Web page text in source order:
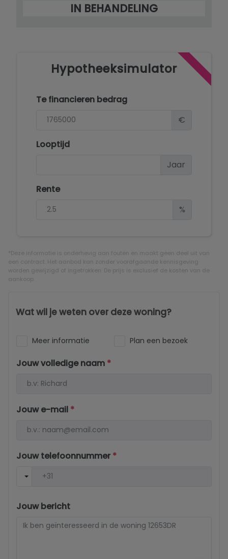
IN BEHANDELING
Hypotheeksimulator
Te financieren bedrag
€
Looptijd
Jaar
Rente
%
*Deze informatie is onderhevig aan fouten en maakt geen deel uit van
een contract. Het aanbod kan zonder voorafgaande kennisgeving
worden gewijzigd of ingetrokken. De prijs is exclusief de kosten van de
aankoop.
Wat wil je weten over deze woning?
Meer informatie Plan een bezoek
Jouw volledige naam *
Jouw e-mail *
Jouw telefoonnummer *
Jouw bericht